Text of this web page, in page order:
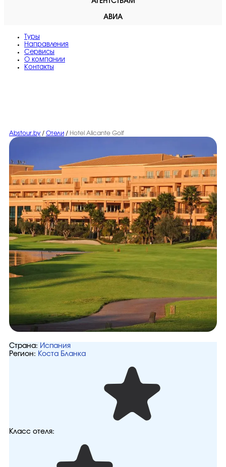
АВИА
Туры
Направления
Сервисы
O компании
Контакты
Abstour.by / Отели / Hotel Alicante Golf
Страна: Испания
Регион: Коста Бланка
Класс отеля: